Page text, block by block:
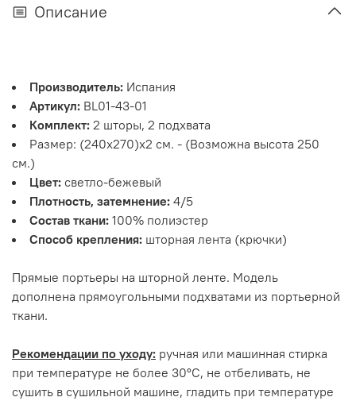
Описание
Производитель: Испания
Артикул: BL01-43-01
Комплект: 2 шторы, 2 подхвата
Размер: (240х270)х2 см. - (Возможна высота 250
см.)
Цвет: светло-бежевый
Плотность, затемнение: 4/5
Состав ткани: 100% полиэстер
Способ крепления: шторная лента (крючки)
Прямые портьеры на шторной ленте. Модель
дополнена прямоугольными подхватами из портьерной
ткани.
Рекомендации по уходу: ручная или машинная стирка
при температуре не более 30°С, не отбеливать, не
сушить в сушильной машине, гладить при температуре